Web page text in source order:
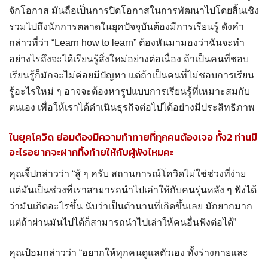
จักโอกาส มันถือเป็นการปิดโอกาสในการพัฒนาไปโดยสิ้นเชิง
รวมไปถึงนักการตลาดในยุคปัจจุบันต้องมีการเรียนรู้ ดังคำ
กล่าวที่ว่า “Learn how to learn” ต้องหันมามองว่าฉันจะทำ
อย่างไรถึงจะได้เรียนรู้สิ่งใหม่อย่างต่อเนื่อง ถ้าเป็นคนที่ชอบ
เรียนรู้ก็มักจะไม่ค่อยมีปัญหา แต่ถ้าเป็นคนที่ไม่ชอบการเรียน
รู้อะไรใหม่ ๆ อาจจะต้องหารูปแบบการเรียนรู้ที่เหมาะสมกับ
ตนเอง เพื่อให้เราได้ดำเนินธุรกิจต่อไปได้อย่างมีประสิทธิภาพ
ในยุคโควิด ย่อมต้องมีความท้าทายที่ทุกคนต้องเจอ ทั้ง2 ท่านมี
อะไรอยากจะฝากทิ้งท้ายให้กับผู้ฟังไหมคะ
คุณจี้ปกล่าวว่า “สู้ ๆ ครับ สถานการณ์โควิดไม่ใช่ช่วงที่ง่าย
แต่มันเป็นช่วงที่เราสามารถนำไปเล่าให้กับคนรุ่นหลัง ๆ ฟังได้
ว่ามันเกิดอะไรขึ้น นับว่าเป็นตำนานที่เกิดขึ้นเลย มักยากมาก
แต่ถ้าผ่านมันไปได้ก็สามารถนำไปเล่าให้คนอื่นฟังต่อได้”
คุณป้อมกล่าวว่า “อยากให้ทุกคนดูแลตัวเอง ทั้งร่างกายและ